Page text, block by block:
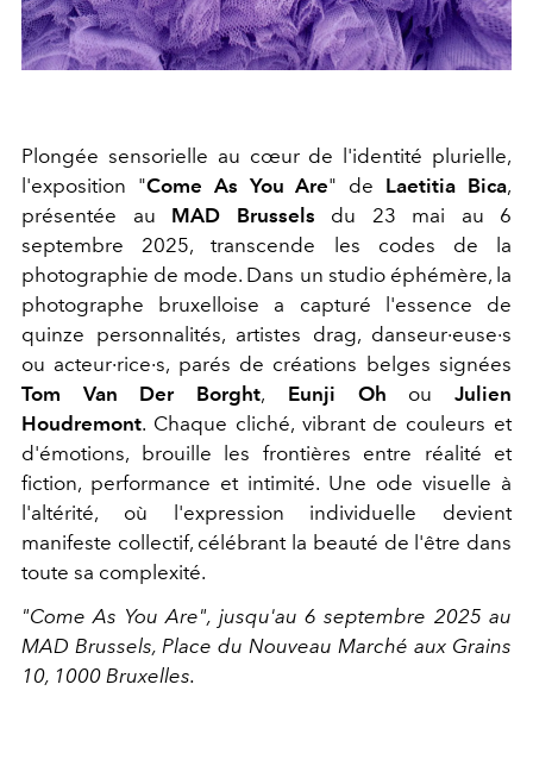
Plongée sensorielle au cœur de l'identité plurielle,
l'exposition "Come As You Are" de Laetitia Bica,
présentée au MAD Brussels du 23 mai au 6
septembre 2025, transcende les codes de la
photographie de mode. Dans un studio éphémère, la
photographe bruxelloise a capturé l'essence de
quinze personnalités, artistes drag, danseur·euse·s
ou acteur·rice·s, parés de créations belges signées
Tom Van Der Borght, Eunji Oh ouJulien
Houdremont. Chaque cliché, vibrant de couleurs et
d'émotions, brouille les frontières entre réalité et
fiction, performance et intimité. Une ode visuelle à
l'altérité, où l'expression individuelle devient
manifeste collectif, célébrant la beauté de l'être dans
toute sa complexité.
​"Come As You Are", jusqu'au 6 septembre 2025 au
MAD Brussels, Place du Nouveau Marché aux Grains
10, 1000 Bruxelles.